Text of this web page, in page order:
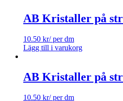
AB Kristaller på
10.50 kr/ per dm
Lägg till i varukorg
AB Kristaller på
10.50 kr/ per dm